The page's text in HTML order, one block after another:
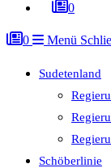
0
0 Menü
Sudetenland
Schöberlinie